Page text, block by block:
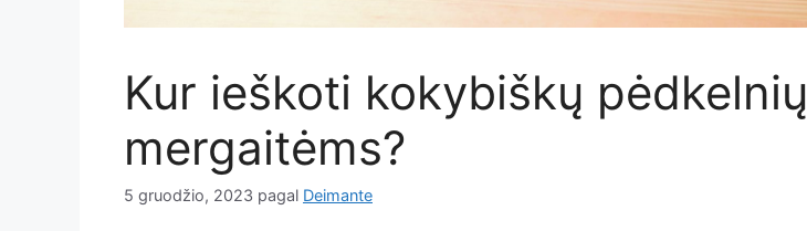
Kur ieškoti kokybiškų pėdkelnių
mergaitėms?
5 gruodžio, 2023 pagal Deimante